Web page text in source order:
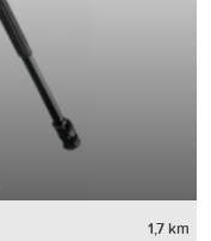
1,7 km